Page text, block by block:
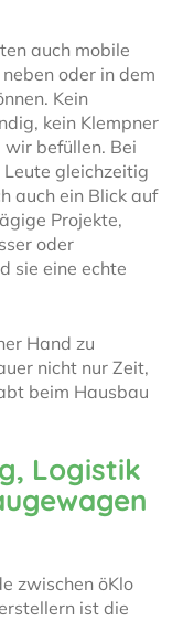
auch mobile
oder in dem
Kein
kein Klempner
befüllen. Bei
gleichzeitig
auch ein Blick auf
Projekte,
oder
sie eine echte
Hand zu
nicht nur Zeit,
beim Hausbau
Logistik
zwischen öKlo
ist die